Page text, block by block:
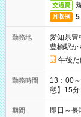
交通費
月収例 5
勤務地
愛知県豊
豊橋駅か
午後だ
勤務時間
13：00～17：
憩】15
期間 即日～